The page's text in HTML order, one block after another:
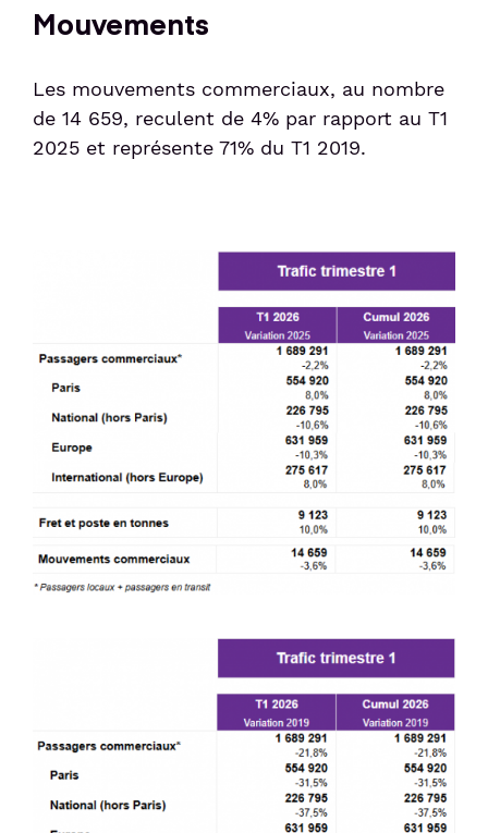
Mouvements
Les mouvements commerciaux, au nombre
de 14 659, reculent de 4% par rapport au T1
2025 et représente 71% du T1 2019.